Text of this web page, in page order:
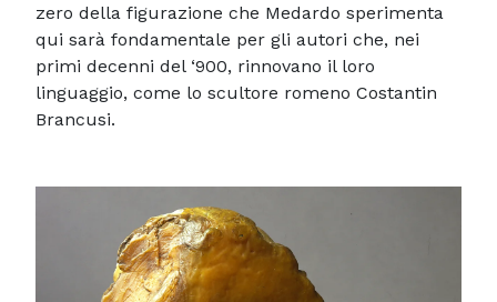
zero della figurazione che Medardo sperimenta
qui sarà fondamentale per gli autori che, nei
primi decenni del ‘900, rinnovano il loro
linguaggio, come lo scultore romeno Costantin
Brancusi.